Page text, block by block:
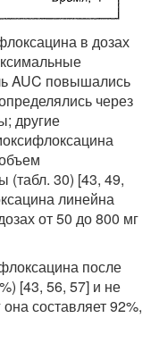
в дозах
AUC повышались
через
другие
(табл. 30) [43, 49,
линейна
от 50 до 800 мг
после
[43, 56, 57] и не
составляет 92%,